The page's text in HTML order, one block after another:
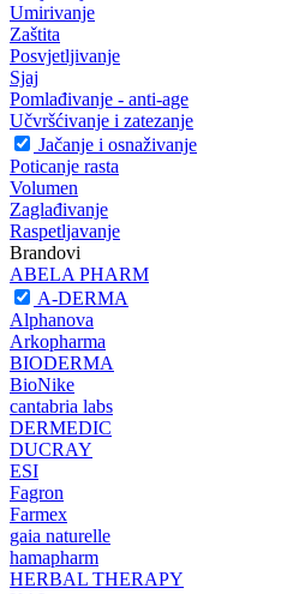
Umirivanje
Zaštita
Posvjetljivanje
Sjaj
Pomlađivanje - anti-age
Učvršćivanje i zatezanje
Jačanje i osnaživanje
Poticanje rasta
Volumen
Zaglađivanje
Raspetljavanje
Brandovi
ABELA PHARM
A-DERMA
Alphanova
Arkopharma
BIODERMA
BioNike
cantabria labs
DERMEDIC
DUCRAY
ESI
Fagron
Farmex
gaia naturelle
hamapharm
HERBAL THERAPY